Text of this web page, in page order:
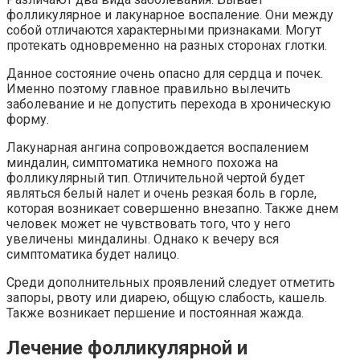
фолликулярное и лакунарное воспаление. Они между
собой отличаются характерными признаками. Могут
протекать одновременно на разных сторонах глотки.
Данное состояние очень опасно для сердца и почек.
Именно поэтому главное правильно вылечить
заболевание и не допустить перехода в хроническую
форму.
Лакунарная ангина сопровождается воспалением
миндалин, симптоматика немного похожа на
фолликулярный тип. Отличительной чертой будет
являться белый налет и очень резкая боль в горле,
которая возникает совершенно внезапно. Также днем
человек может не чувствовать того, что у него
увеличены миндалины. Однако к вечеру вся
симптоматика будет налицо.
Среди дополнительных проявлений следует отметить
запоры, рвоту или диарею, общую слабость, кашель.
Также возникает першение и постоянная жажда.
Лечение фолликулярной и